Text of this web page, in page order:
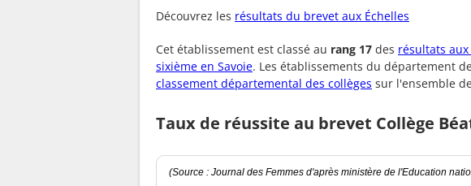
Découvrez les résultats du brevet aux Échelles
Cet établissement est classé au rang 17 des résultats
sixième en Savoie. Les établissements du département
classement départemental des collèges sur l'ensemble
Taux de réussite au brevet Collège
(Source : Journal des Femmes d'après ministère de l'Education